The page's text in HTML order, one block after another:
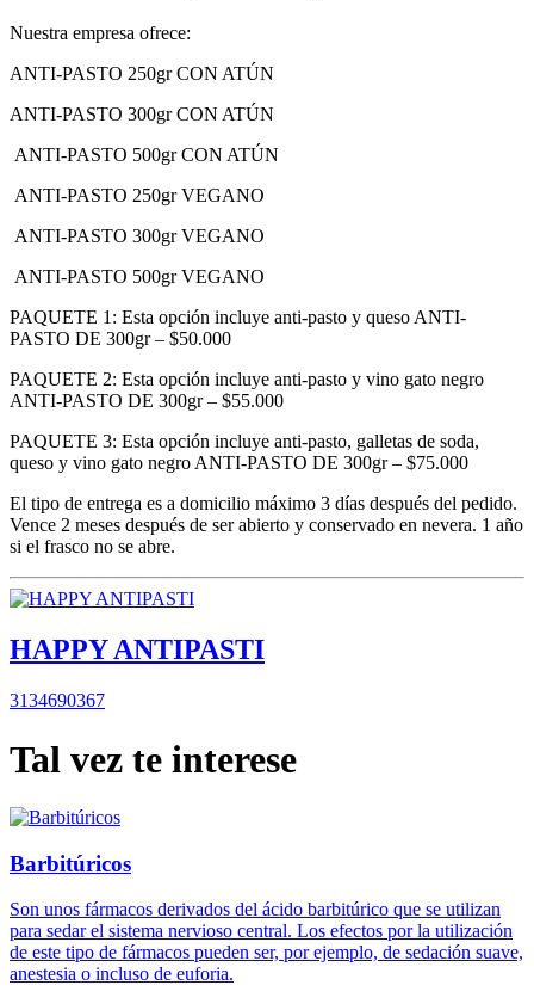
Nuestra empresa ofrece:
ANTI-PASTO 250gr CON ATÚN
ANTI-PASTO 300gr CON ATÚN
ANTI-PASTO 500gr CON ATÚN
ANTI-PASTO 250gr VEGANO
ANTI-PASTO 300gr VEGANO
ANTI-PASTO 500gr VEGANO
PAQUETE 1: Esta opción incluye anti-pasto y queso ANTI-
PASTO DE 300gr – $50.000
PAQUETE 2: Esta opción incluye anti-pasto y vino gato negro
ANTI-PASTO DE 300gr – $55.000
PAQUETE 3: Esta opción incluye anti-pasto, galletas de soda,
queso y vino gato negro ANTI-PASTO DE 300gr – $75.000
El tipo de entrega es a domicilio máximo 3 días después del pedido.
Vence 2 meses después de ser abierto y conservado en nevera. 1 año
si el frasco no se abre.
HAPPY ANTIPASTI
3134690367
Tal vez te interese
Barbitúricos
Son unos fármacos derivados del ácido barbitúrico que se utilizan
para sedar el sistema nervioso central. Los efectos por la utilización
de este tipo de fármacos pueden ser, por ejemplo, de sedación suave,
anestesia o incluso de euforia.